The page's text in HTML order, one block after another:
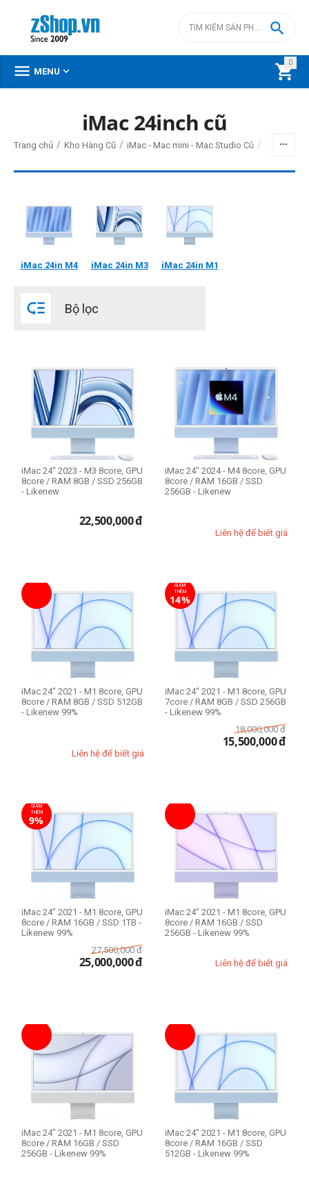
0


 MENU 
Menu
BỘ LỌC
Giá
đ –
0 đ
2024
2021
CPU Mac
Apple M1
Apple M3 8-core
Apple M4 CPU 8-core
Ổ cứng SSD
256GB
512GB
2TB
iMac 24inch cũ
Trang chủ / Kho Hàng Cũ / iMac - Mac mini - Mac Studio Cũ /
iMac 24in M4 iMac 24in M3 iMac 24in M1
 Bộ lọc
iMac 24" 2023 - M3 8core, GPU
8core / RAM 8GB / SSD 256GB
- Likenew
22,500,000đ
iMac 24" 2024 - M4 8core, GPU
8core / RAM 16GB / SSD
256GB - Likenew
Liên hệ để biết giá
iMac 24" 2021 - M1 8core, GPU
8core / RAM 8GB / SSD 512GB
- Likenew 99%
Liên hệ để biết giá
GIẢM
THÊM
14%
iMac 24" 2021 - M1 8core, GPU
7core / RAM 8GB / SSD 256GB
- Likenew 99%
18,000,000 đ
15,500,000đ
GIẢM
THÊM
9%
iMac 24" 2021 - M1 8core, GPU
8core / RAM 16GB / SSD 1TB -
Likenew 99%
27,500,000 đ
25,000,000đ
iMac 24" 2021 - M1 8core, GPU
8core / RAM 16GB / SSD
256GB - Likenew 99%
Liên hệ để biết giá
iMac 24" 2021 - M1 8core, GPU
8core / RAM 16GB / SSD
256GB - Likenew 99%
iMac 24" 2021 - M1 8core, GPU
8core / RAM 16GB / SSD
512GB - Likenew 99%